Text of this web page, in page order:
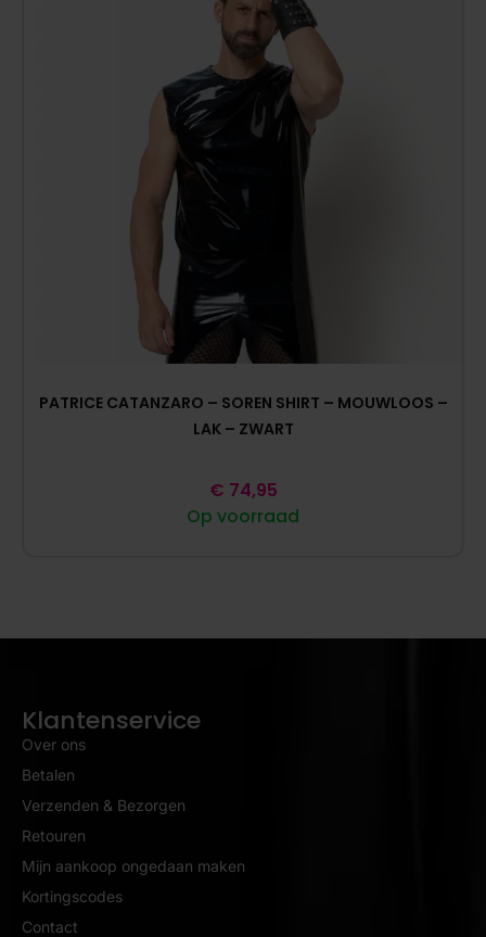
PATRICE CATANZARO – SOREN SHIRT – MOUWLOOS –
LAK – ZWART
Op voorraad
€ 74,95
Klantenservice
Over ons
Betalen
Verzenden & Bezorgen
Retouren
Mijn aankoop ongedaan maken
Kortingscodes
Contact